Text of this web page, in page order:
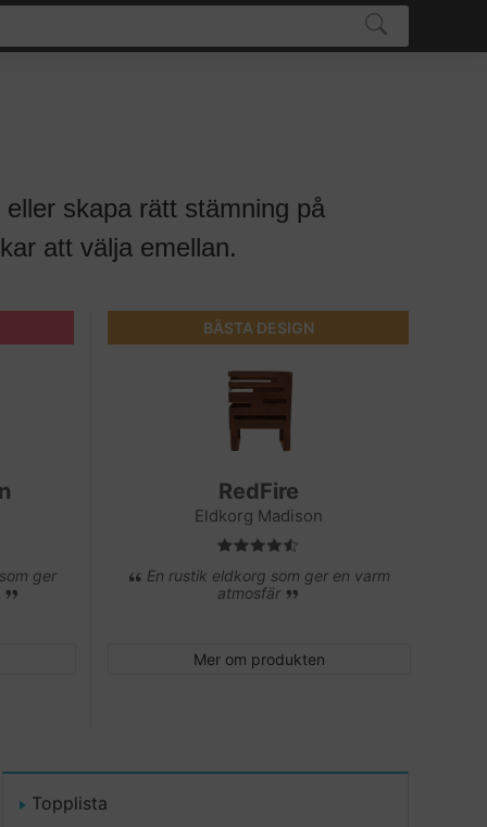
skapa rätt stämning på
att välja emellan.
ger
BÄSTA DESIGN
RedFire
Eldkorg Madison
En rustik eldkorg som ger en varm
atmosfär
Mer om produkten
Topplista